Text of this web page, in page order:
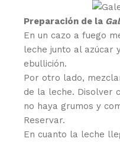
Preparación de la
En un cazo a fuego
leche junto al azúcar
ebullición.
Por otro lado,
de la leche. Disolver
no haya grumos y
Reservar.
En cuanto la leche